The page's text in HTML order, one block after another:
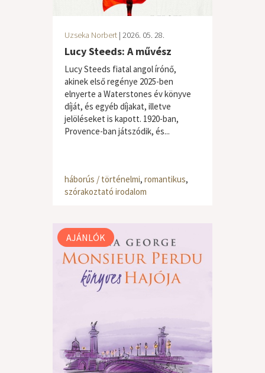
Uzseka Norbert | 2026. 05. 28.
Lucy Steeds: A művész
Lucy Steeds fiatal angol írónő,
akinek első regénye 2025-ben
elnyerte a Waterstones év könyve
díját, és egyéb díjakat, illetve
jelöléseket is kapott. 1920-ban,
Provence-ban játszódik, és...
háborús / történelmi, romantikus,
szórakoztató irodalom
AJÁNLÓK